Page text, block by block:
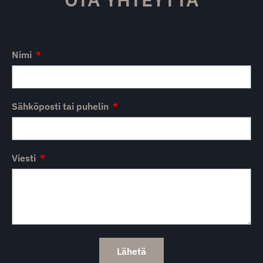
Nimi
Sähköposti tai puhelin
Viesti
Lähetä